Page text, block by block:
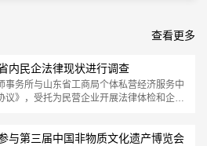
查看更多
内民企法律现状进行调查
事务所与山东省工商局个体私营经济服务中
议》，受托为民营企业开展法律体检和企业
与第三届中国非物质文化遗产博览会